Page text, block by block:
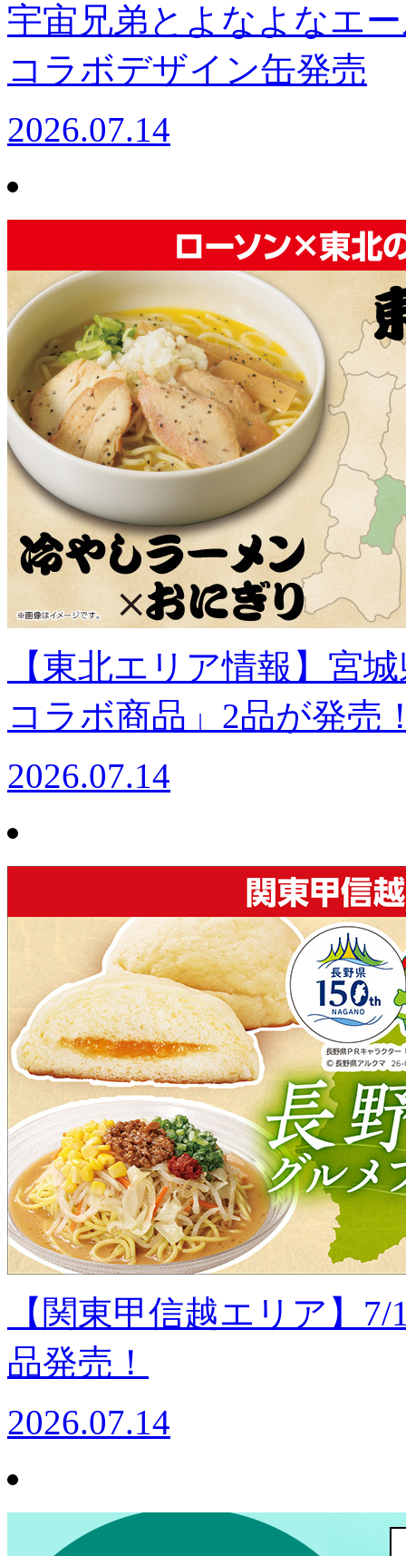
宇宙兄弟とよなよなエ
コラボデザイン缶発売
2026.07.14
【東北エリア情報】宮
コラボ商品」2品が発売
2026.07.14
【関東甲信越エリア】
品発売！
2026.07.14